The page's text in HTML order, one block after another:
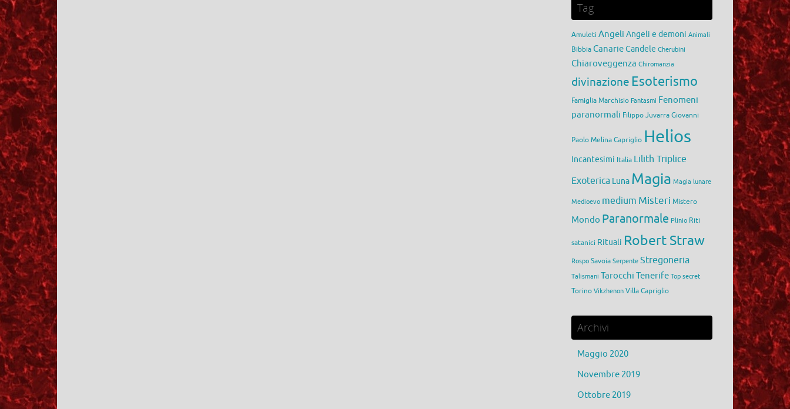
Tag
Amuleti Angeli Angeli e demoni Animali
Bibbia CanarieCandele Cherubini
Chiaroveggenza Chiromanzia
divinazione Esoterismo
Famiglia Marchisio Fantasmi Fenomeni
paranormali Filippo JuvarraGiovanni
Paolo Melina Capriglio Helios
Incantesimi Italia Lilith Triplice
Exoterica Luna Magia Magia lunare
Medioevo medium Misteri Mistero
Mondo Paranormale Plinio Riti
satanici Rituali Robert Straw
Rospo Savoia Serpente Stregoneria
Talismani Tarocchi Tenerife Top secret
Torino Vikzhenon Villa Capriglio
Archivi
Maggio 2020
Novembre 2019
Ottobre 2019